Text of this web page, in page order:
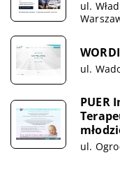
ul.
ul.
PUER
ul.